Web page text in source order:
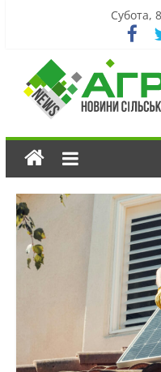
Субота,